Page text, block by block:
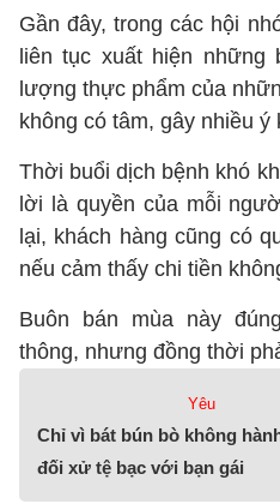
Gần đây, trong các hội
liên tục xuất hiện những
lượng thực phẩm của
không có tâm, gây nhiều ý
Thời buổi dịch bệnh khó
lời là quyền của mỗi
lại, khách hàng cũng có
nếu cảm thấy chi tiền
Buôn bán mùa này
thông, nhưng đồng thời
Yêu
Chỉ vì bát bún bò không
đối xử tệ bạc với bạn gái